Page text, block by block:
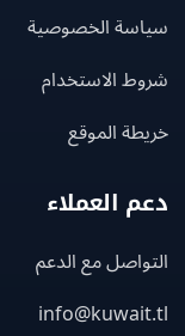
الخصوصية
الاستخدام
الموقع
العملاء
مع الدعم